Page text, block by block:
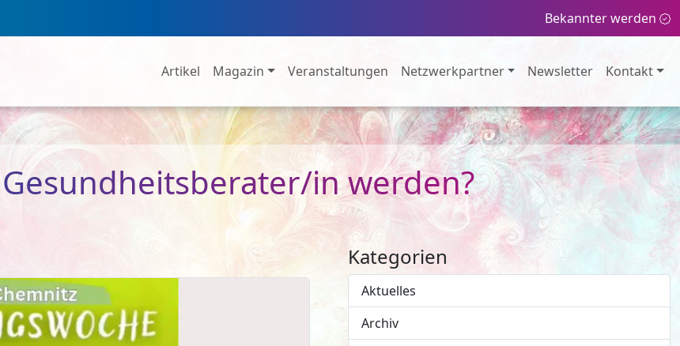
Bekannter werden
Artikel Magazin Veranstaltungen Netzwerkpartner Newsletter Kontakt
in werden?
Kategorien
Aktuelles
Archiv